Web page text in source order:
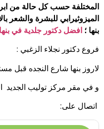
المختلفة حسب كل حالة من
الميزوثيرابي للبشرة والشعر
بنها ؛ افضل دكتور جلدية في بنها
فروع دكتور نجلاء الزغبي :
لاروز بنها شارع النجده قبل
و في مقر مركز توليب الجديد
اتصال على: